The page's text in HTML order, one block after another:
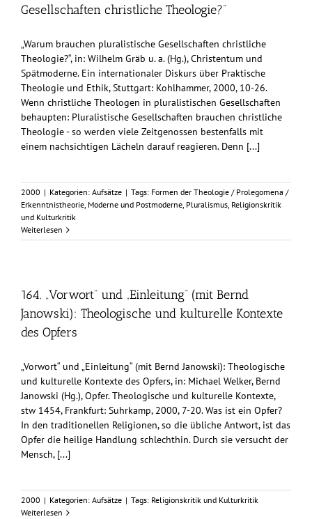
Gesellschaften christliche Theologie?“
„Warum brauchen pluralistische Gesellschaften christliche
Theologie?“, in: Wilhelm Gräb u. a. (Hg.), Christentum und
Spätmoderne. Ein internationaler Diskurs über Praktische
Theologie und Ethik, Stuttgart: Kohlhammer, 2000, 10-26.
Wenn christliche Theologen in pluralistischen Gesellschaften
behaupten: Pluralistische Gesellschaften brauchen christliche
Theologie - so werden viele Zeitgenossen bestenfalls mit
einem nachsichtigen Lächeln darauf reagieren. Denn [...]
2000 | Kategorien: Aufsätze | Tags: Formen der Theologie / Prolegomena /
Erkenntnistheorie, Moderne und Postmoderne, Pluralismus, Religionskritik
und Kulturkritik
Weiterlesen
164. „Vorwort“ und „Einleitung“ (mit Bernd
Janowski): Theologische und kulturelle Kontexte
des Opfers
„Vorwort“ und „Einleitung“ (mit Bernd Janowski): Theologische
und kulturelle Kontexte des Opfers, in: Michael Welker, Bernd
Janowski (Hg.), Opfer. Theologische und kulturelle Kontexte,
stw 1454, Frankfurt: Suhrkamp, 2000, 7-20. Was ist ein Opfer?
In den traditionellen Religionen, so die übliche Antwort, ist das
Opfer die heilige Handlung schlechthin. Durch sie versucht der
Mensch, [...]
2000 | Kategorien: Aufsätze | Tags: Religionskritik und Kulturkritik
Weiterlesen